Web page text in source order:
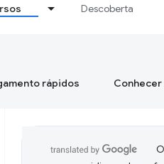
Descoberta
rápidos Conhecer